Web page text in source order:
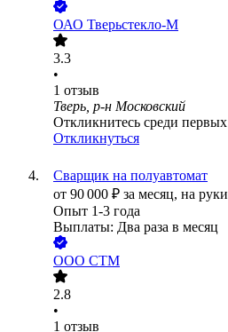
ОАО Тверьстекло-М
3.3
•
1 отзыв
Тверь, р-н Московский
Откликнитесь среди первых
Откликнуться
Сварщик на полуавтомат
от 90 000 ₽ за месяц, на руки
Опыт 1-3 года
Выплаты: Два раза в месяц
ООО СТМ
2.8
•
1 отзыв